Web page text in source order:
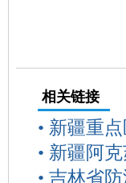
相关链接
• 新疆重
• 新疆阿
• 吉林省